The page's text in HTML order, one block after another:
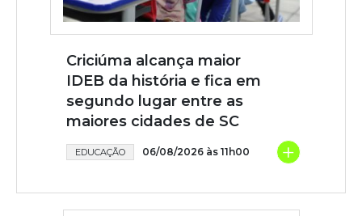
Criciúma alcança maior
IDEB da história e fica em
segundo lugar entre as
maiores cidades de SC
EDUCAÇÃO 06/08/2026 às 11h00 +